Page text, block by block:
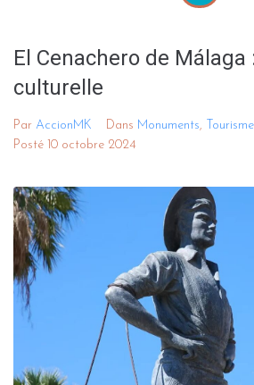
El Cenachero de Málaga
culturelle
Par AccionMK Dans Monuments,
Tourisme
Posté 10 octobre 2024